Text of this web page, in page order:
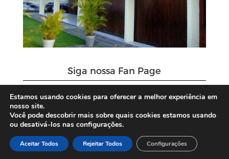
Siga nossa Fan Page
Estamos usando cookies para oferecer a melhor experiência em
nosso site.
Você pode descobrir mais sobre quais cookies estamos usando
ou desativá-los nas configurações.
Aceitar Todos Rejeitar Todos Configurações